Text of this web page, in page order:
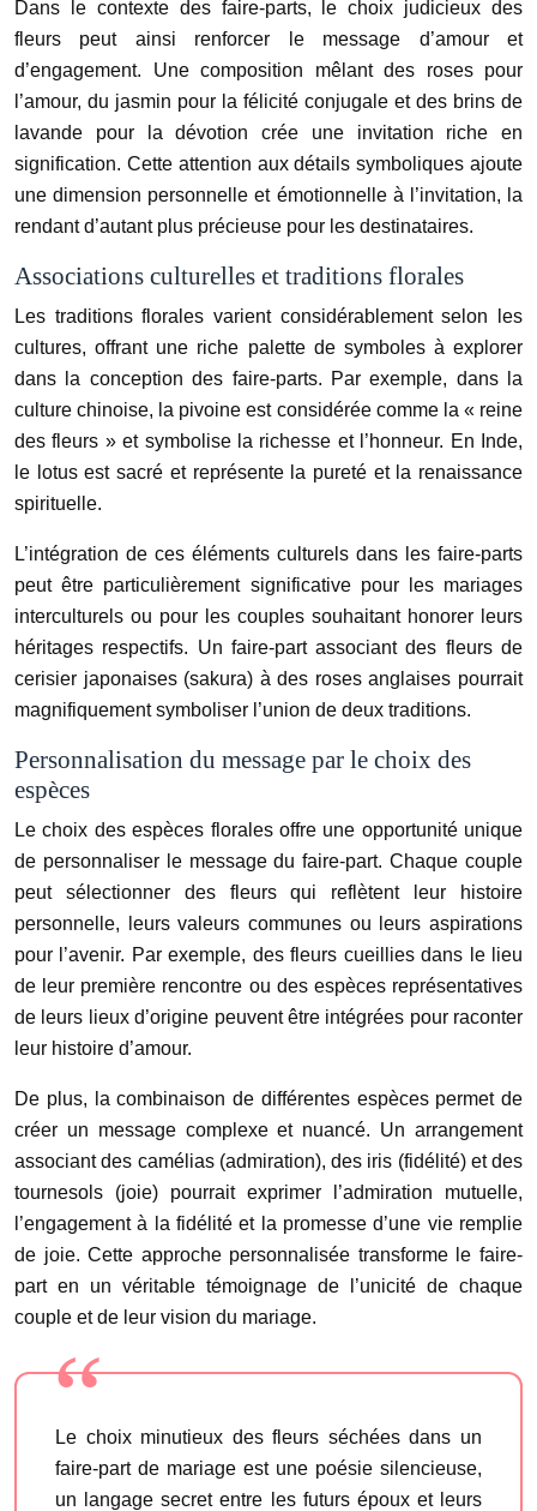
Dans le contexte des faire-parts, le choix judicieux des
fleurs peut ainsi renforcer le message d’amour et
d’engagement. Une composition mêlant des roses pour
l’amour, du jasmin pour la félicité conjugale et des brins de
lavande pour la dévotion crée une invitation riche en
signification. Cette attention aux détails symboliques ajoute
une dimension personnelle et émotionnelle à l’invitation, la
rendant d’autant plus précieuse pour les destinataires.
Associations culturelles et traditions florales
Les traditions florales varient considérablement selon les
cultures, offrant une riche palette de symboles à explorer
dans la conception des faire-parts. Par exemple, dans la
culture chinoise, la pivoine est considérée comme la « reine
des fleurs » et symbolise la richesse et l’honneur. En Inde,
le lotus est sacré et représente la pureté et la renaissance
spirituelle.
L’intégration de ces éléments culturels dans les faire-parts
peut être particulièrement significative pour les mariages
interculturels ou pour les couples souhaitant honorer leurs
héritages respectifs. Un faire-part associant des fleurs de
cerisier japonaises (sakura) à des roses anglaises pourrait
magnifiquement symboliser l’union de deux traditions.
Personnalisation du message par le choix des
espèces
Le choix des espèces florales offre une opportunité unique
de personnaliser le message du faire-part. Chaque couple
peut sélectionner des fleurs qui reflètent leur histoire
personnelle, leurs valeurs communes ou leurs aspirations
pour l’avenir. Par exemple, des fleurs cueillies dans le lieu
de leur première rencontre ou des espèces représentatives
de leurs lieux d’origine peuvent être intégrées pour raconter
leur histoire d’amour.
De plus, la combinaison de différentes espèces permet de
créer un message complexe et nuancé. Un arrangement
associant des camélias (admiration), des iris (fidélité) et des
tournesols (joie) pourrait exprimer l’admiration mutuelle,
l’engagement à la fidélité et la promesse d’une vie remplie
de joie. Cette approche personnalisée transforme le faire-
part en un véritable témoignage de l’unicité de chaque
couple et de leur vision du mariage.
Le choix minutieux des fleurs séchées dans un
faire-part de mariage est une poésie silencieuse,
un langage secret entre les futurs époux et leurs